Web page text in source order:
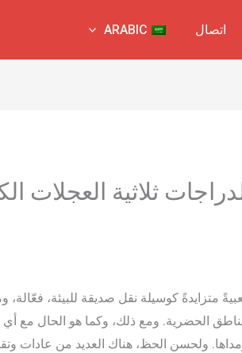
اتصال ARABIC
ثلاثية العجلات
متزايدةً كوسيلة نقل صديقة للبيئة،
الحضرية. ومع ذلك، وكما هو الحال مع
ولحسن الحظ، هناك العديد من عادات